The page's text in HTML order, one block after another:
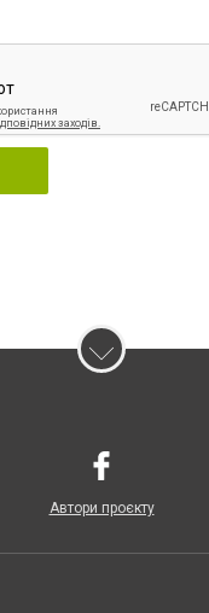
Автори проєкту